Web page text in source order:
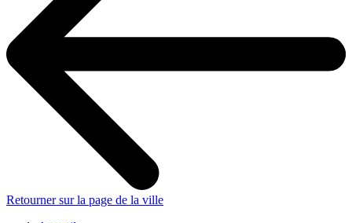
Retourner sur la page de la ville